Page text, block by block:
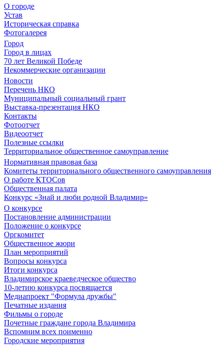
О городе
Устав
Историческая справка
Фотогалерея
Город
Город в лицах
70 лет Великой Победе
Некоммерческие организации
Новости
Перечень НКО
Муниципальный социальный грант
Выставка-презентация НКО
Контакты
Фотоотчет
Видеоотчет
Полезные ссылки
Территориальное общественное самоуправление
Нормативная правовая база
Комитеты территориального общественного самоуправления
О работе КТОСов
Общественная палата
Конкурс «Знай и люби родной Владимир»
О конкурсе
Постановление администрации
Положение о конкурсе
Оргкомитет
Общественное жюри
План мероприятий
Вопросы конкурса
Итоги конкурса
Владимирское краеведческое общество
10-летию конкурса посвящается
Медиапроект "Формула дружбы"
Печатные издания
Фильмы о городе
Почетные граждане города Владимира
Вспомним всех поименно
Городские мероприятия